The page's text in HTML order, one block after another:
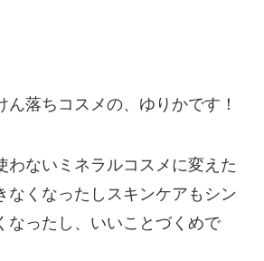
ん落ちコスメの、ゆりかです！
わないミネラルコスメに変えた
なくなったしスキンケアもシン
なったし、いいことづくめで